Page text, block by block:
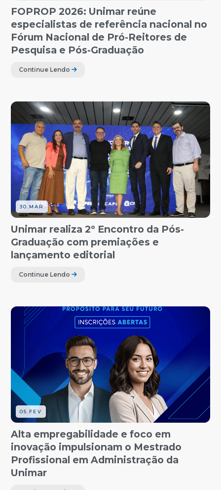
FOPROP 2026: Unimar reúne
especialistas de referência nacional no
Fórum Nacional de Pró-Reitores de
Pesquisa e Pós-Graduação
Continue Lendo
30.MAR
Unimar realiza 2º Encontro da Pós-
Graduação com premiações e
lançamento editorial
Continue Lendo
05.FEV
Alta empregabilidade e foco em
inovação impulsionam o Mestrado
Profissional em Administração da
Unimar